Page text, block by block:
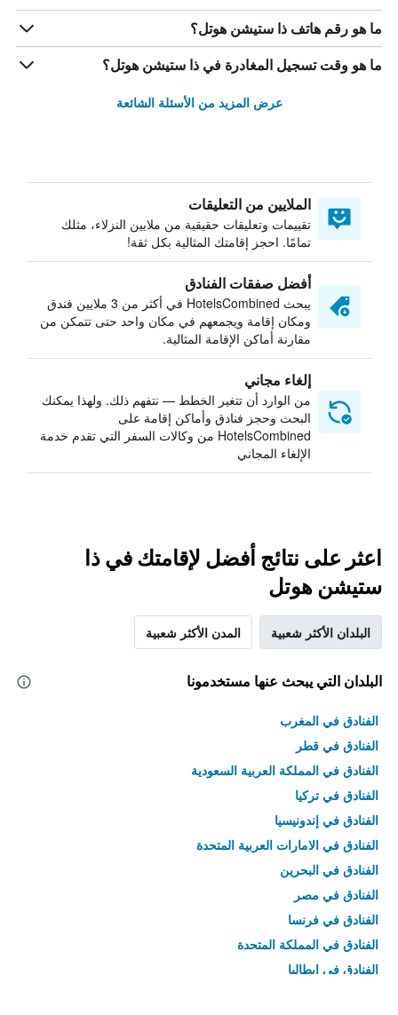
ما هو رقم هاتف ذا ستيشن هوتل؟
ما هو وقت تسجيل المغادرة في ذا ستيشن هوتل؟
عرض المزيد من الأسئلة الشائعة
الملايين من التعليقات
تقييمات وتعليقات حقيقية من ملايين النزلاء، مثلك
تمامًا. احجز إقامتك المثالية بكل ثقة!
أفضل صفقات الفنادق
يبحث HotelsCombined في أكثر من 3 ملايين فندق
ومكان إقامة ويجمعهم في مكان واحد حتى تتمكن من
مقارنة أماكن الإقامة المثالية.
إلغاء مجاني
من الوارد أن تتغير الخطط — نتفهم ذلك. ولهذا يمكنك
البحث وحجز فنادق وأماكن إقامة على
HotelsCombined من وكالات السفر التي تقدم خدمة
الإلغاء المجاني
اعثر على نتائج أفضل لإقامتك في ذا
ستيشن هوتل
البلدان الأكثر شعبية المدن الأكثر شعبية
البلدان التي يبحث عنها مستخدمونا
الفنادق في المغرب
الفنادق في قطر
الفنادق في المملكة العربية السعودية
الفنادق في تركيا
الفنادق في إندونيسيا
الفنادق في الامارات العربية المتحدة
الفنادق في البحرين
الفنادق في مصر
الفنادق في فرنسا
الفنادق في المملكة المتحدة
الفنادق في إيطاليا